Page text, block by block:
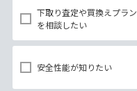
下取り査定や買換えプラン
を相談したい
安全性能が知りたい